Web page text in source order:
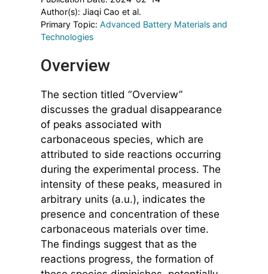
Author(s): Jiaqi Cao et al.
Primary Topic: Advanced Battery Materials and
Technologies
Overview
The section titled “Overview”
discusses the gradual disappearance
of peaks associated with
carbonaceous species, which are
attributed to side reactions occurring
during the experimental process. The
intensity of these peaks, measured in
arbitrary units (a.u.), indicates the
presence and concentration of these
carbonaceous materials over time.
The findings suggest that as the
reactions progress, the formation of